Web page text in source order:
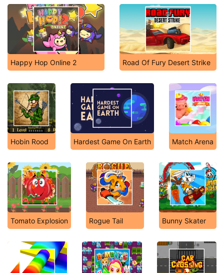
Happy Hop Online 2 Road Of Fury Desert Strike
Hobin Rood Hardest Game On Earth Match Arena
Tomato Explosion Rogue Tail Bunny Skater